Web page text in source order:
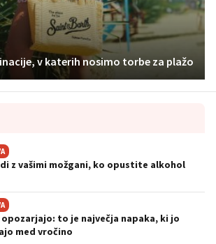
v katerih nosimo torbe za plažo
z vašimi možgani, ko opustite alkohol
to je največja napaka, ki jo
med vročino